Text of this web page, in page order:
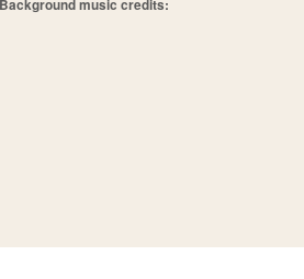
Background music credits: